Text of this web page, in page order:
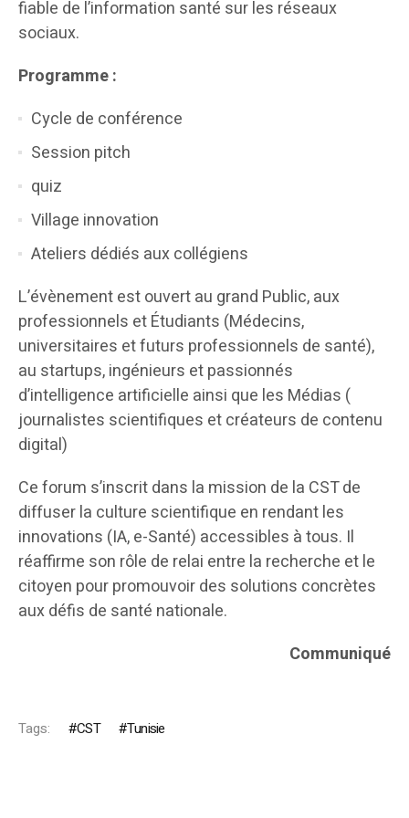
fiable de l’information santé sur les réseaux
sociaux.
Programme :
Cycle de conférence
Session pitch
quiz
Village innovation
Ateliers dédiés aux collégiens
L’évènement est ouvert au grand Public, aux
professionnels et Étudiants (Médecins,
universitaires et futurs professionnels de santé),
au startups, ingénieurs et passionnés
d’intelligence artificielle ainsi que les Médias (
journalistes scientifiques et créateurs de contenu
digital)
Ce forum s’inscrit dans la mission de la CST de
diffuser la culture scientifique en rendant les
innovations (IA, e-Santé) accessibles à tous. Il
réaffirme son rôle de relai entre la recherche et le
citoyen pour promouvoir des solutions concrètes
aux défis de santé nationale.
Communiqué
Tags: CST Tunisie